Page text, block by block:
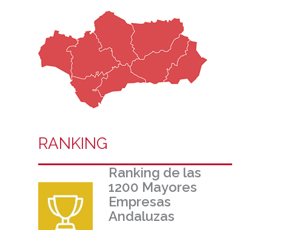
RANKING
Ranking de las
1200 Mayores
Empresas
Andaluzas